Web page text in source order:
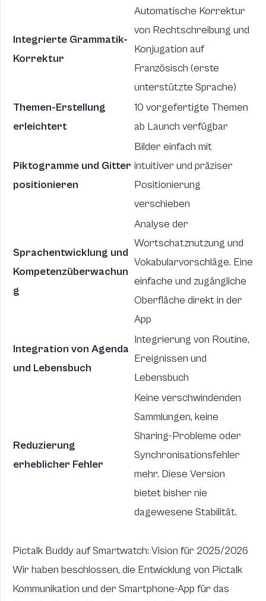
Integrierte Grammatik-
Korrektur
Automatische Korrektur
von Rechtschreibung und
Konjugation auf
Französisch (erste
unterstützte Sprache)
Themen-Erstellung
erleichtert
10 vorgefertigte Themen
ab Launch verfügbar
Piktogramme und Gitter
positionieren
Bilder einfach mit
intuitiver und präziser
Positionierung
verschieben
Sprachentwicklung und
Kompetenzüberwachun
g
Analyse der
Wortschatznutzung und
Vokabularvorschläge. Eine
einfache und zugängliche
Oberfläche direkt in der
App
Integration von Agenda
und Lebensbuch
Integrierung von Routine,
Ereignissen und
Lebensbuch
Reduzierung
erheblicher Fehler
Keine verschwindenden
Sammlungen, keine
Sharing-Probleme oder
Synchronisationsfehler
mehr. Diese Version
bietet bisher nie
dagewesene Stabilität.
Pictalk Buddy auf Smartwatch: Vision für 2025/2026
Wir haben beschlossen, die Entwicklung von Pictalk
Kommunikation und der Smartphone-App für das